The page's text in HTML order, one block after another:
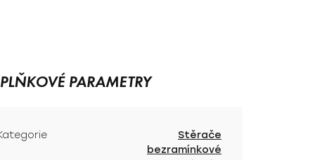
PARAMETRY
Stěrače
bezramínkové